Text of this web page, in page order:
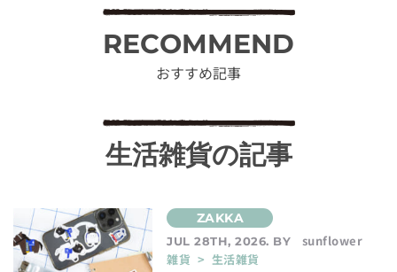
RECOMMEND
おすすめ記事
生活雑貨の記事
JUL 28TH, 2026. BY
sunflower
雑貨 > 生活雑貨